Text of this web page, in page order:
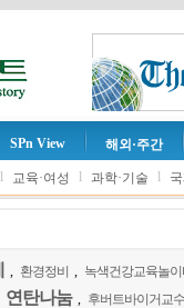
SPn View 해외·주간
l 교육·여성 l 과학·기술 l
환경정비
녹색건강교육놀이
연탄나눔
후버트바이거교수